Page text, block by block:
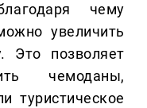
чему
увеличить
Это позволяет
чемоданы,
туристическое